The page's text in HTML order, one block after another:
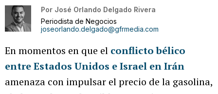
Por José Orlando Delgado Rivera
Periodista de Negocios
joseorlando.delgado@gfrmedia.com
En momentos en que el conflicto bélico
entre Estados Unidos e Israel en Irán
amenaza con impulsar el precio de la gasolina,